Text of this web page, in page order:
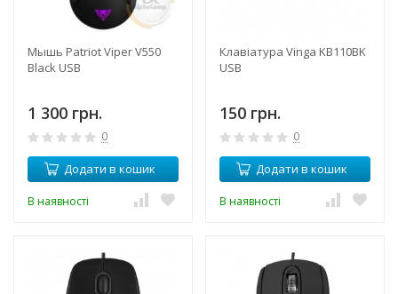
Мышь Patriot Viper V550
Black USB
1 300 грн.
0
Додати в кошик
В наявності
Клавіатура Vinga KB110BK
USB
150 грн.
0
Додати в кошик
В наявності